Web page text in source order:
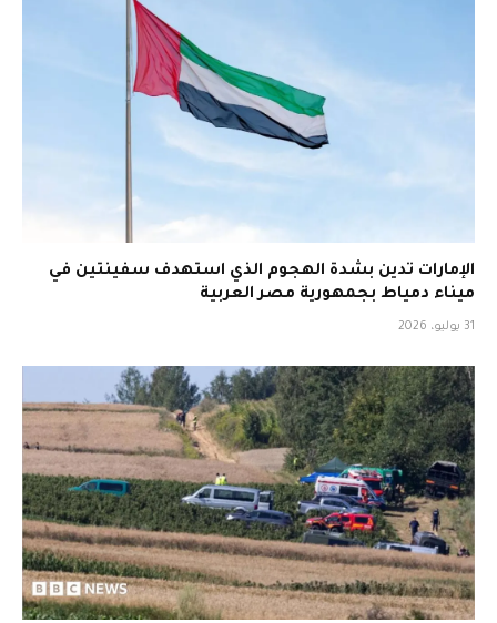
الإمارات تدين بشدة الهجوم الذي استهدف سفينتين في
ميناء دمياط بجمهورية مصر العربية
31 يوليو، 2026